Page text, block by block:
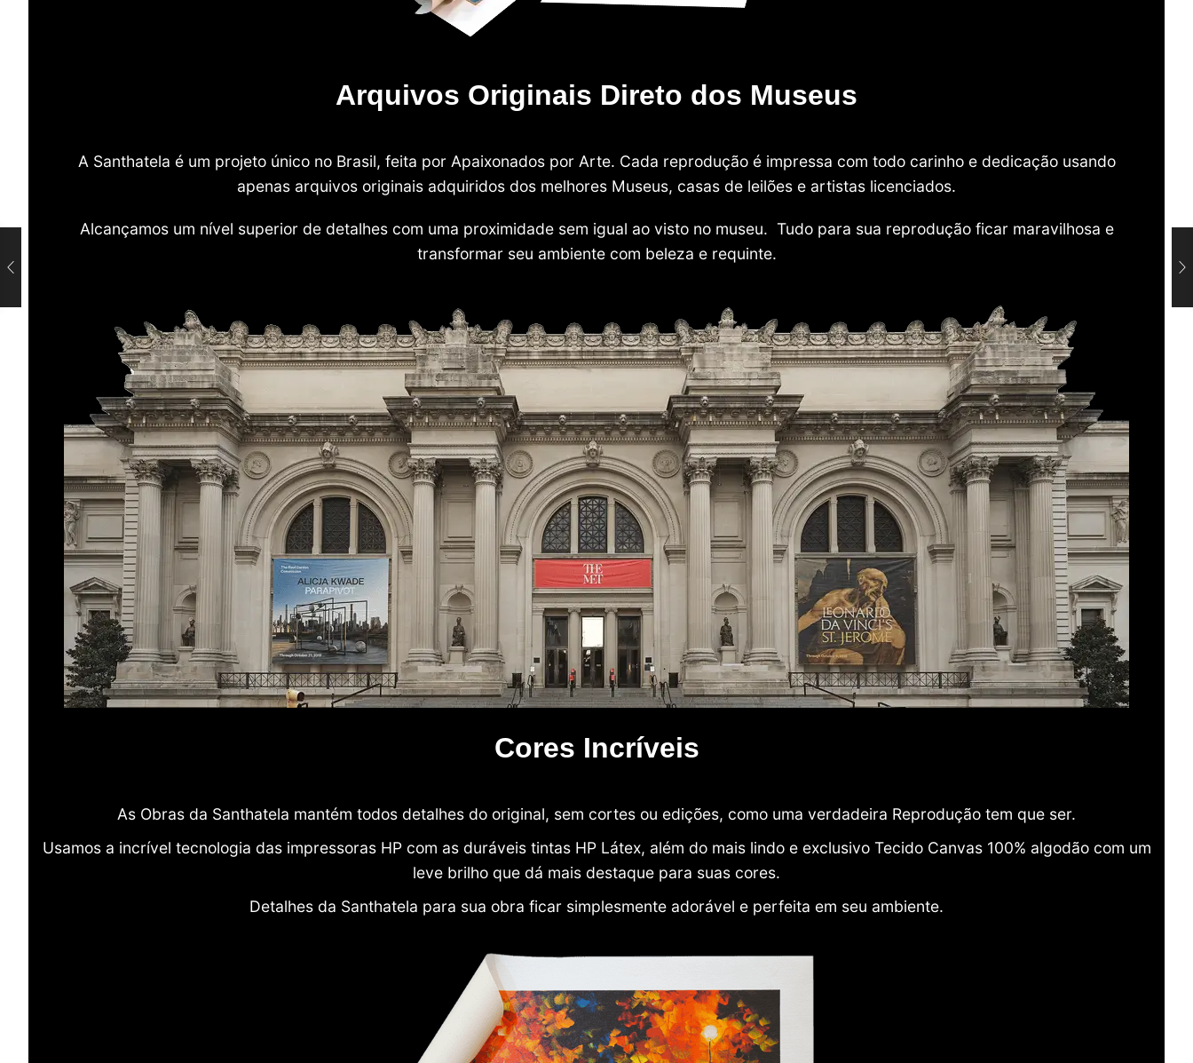
Arquivos Originais Direto dos Museus
A Santhatela é um projeto único no Brasil, feita por Apaixonados por Arte. Cada reprodução é impressa com todo carinho e dedicação usando
apenas arquivos originais adquiridos dos melhores Museus, casas de leilões e artistas licenciados.
Alcançamos um nível superior de detalhes com uma proximidade sem igual ao visto no museu. Tudo para sua reprodução ficar maravilhosa e
transformar seu ambiente com beleza e requinte.
Cores Incríveis
As Obras da Santhatela mantém todos detalhes do original, sem cortes ou edições, como uma verdadeira Reprodução tem que ser.
Usamos a incrível tecnologia das impressoras HP com as duráveis tintas HP Látex, além do mais lindo e exclusivo Tecido Canvas 100% algodão com um
leve brilho que dá mais destaque para suas cores.
Detalhes da Santhatela para sua obra ficar simplesmente adorável e perfeita em seu ambiente.